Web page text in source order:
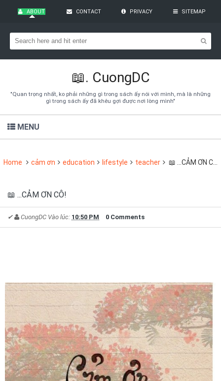
ABOUT CONTACT PRIVACY SITEMAP
📖. CuongDC
"Quan trọng nhất, ko phải những gì trong sách ấy nói với mình, mà là những
gì trong sách ấy đã khêu gợi được nơi lòng mình"
MENU
Home cảm ơn education lifestyle teacher 📖 ...CẢM ƠN CÔ!
📖 ...CẢM ƠN CÔ!
✔ CuongDC Vào lúc: 10:50 PM 0 Comments
Bạn đang cần tìm kiếm gì?
Theo dõi blog qua Email
Hãy đăng kí theo dõi blog để cập nhật những thủ thuật blogger,